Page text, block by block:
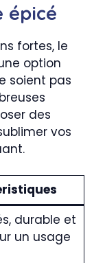
épicé
fortes, le
option
soient pas
des
vos
durable et
un usage